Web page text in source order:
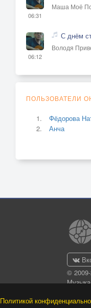
Политикой
06:31
Маша Моё
06:12
С днём
Володя
ПОЛЬЗОВАТЕЛИ
Фёдорова
Анча
©